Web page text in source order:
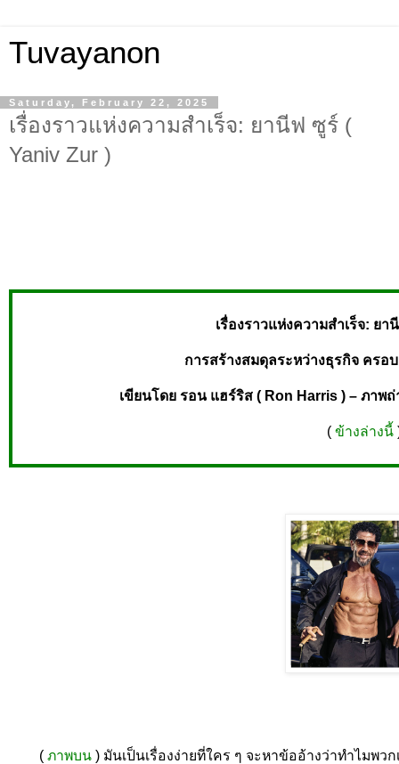
Tuvayanon
Saturday, February 22, 2025
เรื่องราวแห่งความสำเร็จ: ยานีฟ ซูร์ (
Yaniv Zur )
เรื่องราวแห่งความสำเร็จ: ยา
การสร้างสมดุลระหว่างธุรกิจ ครอ
เขียนโดย รอน แฮร์ริส ( Ron Harris ) – ภาพ
( ข้างล่างนี้
( ภาพบน ) มันเป็นเรื่องง่ายที่ใคร ๆ จะหาข้ออ้างว่าทำไมพ